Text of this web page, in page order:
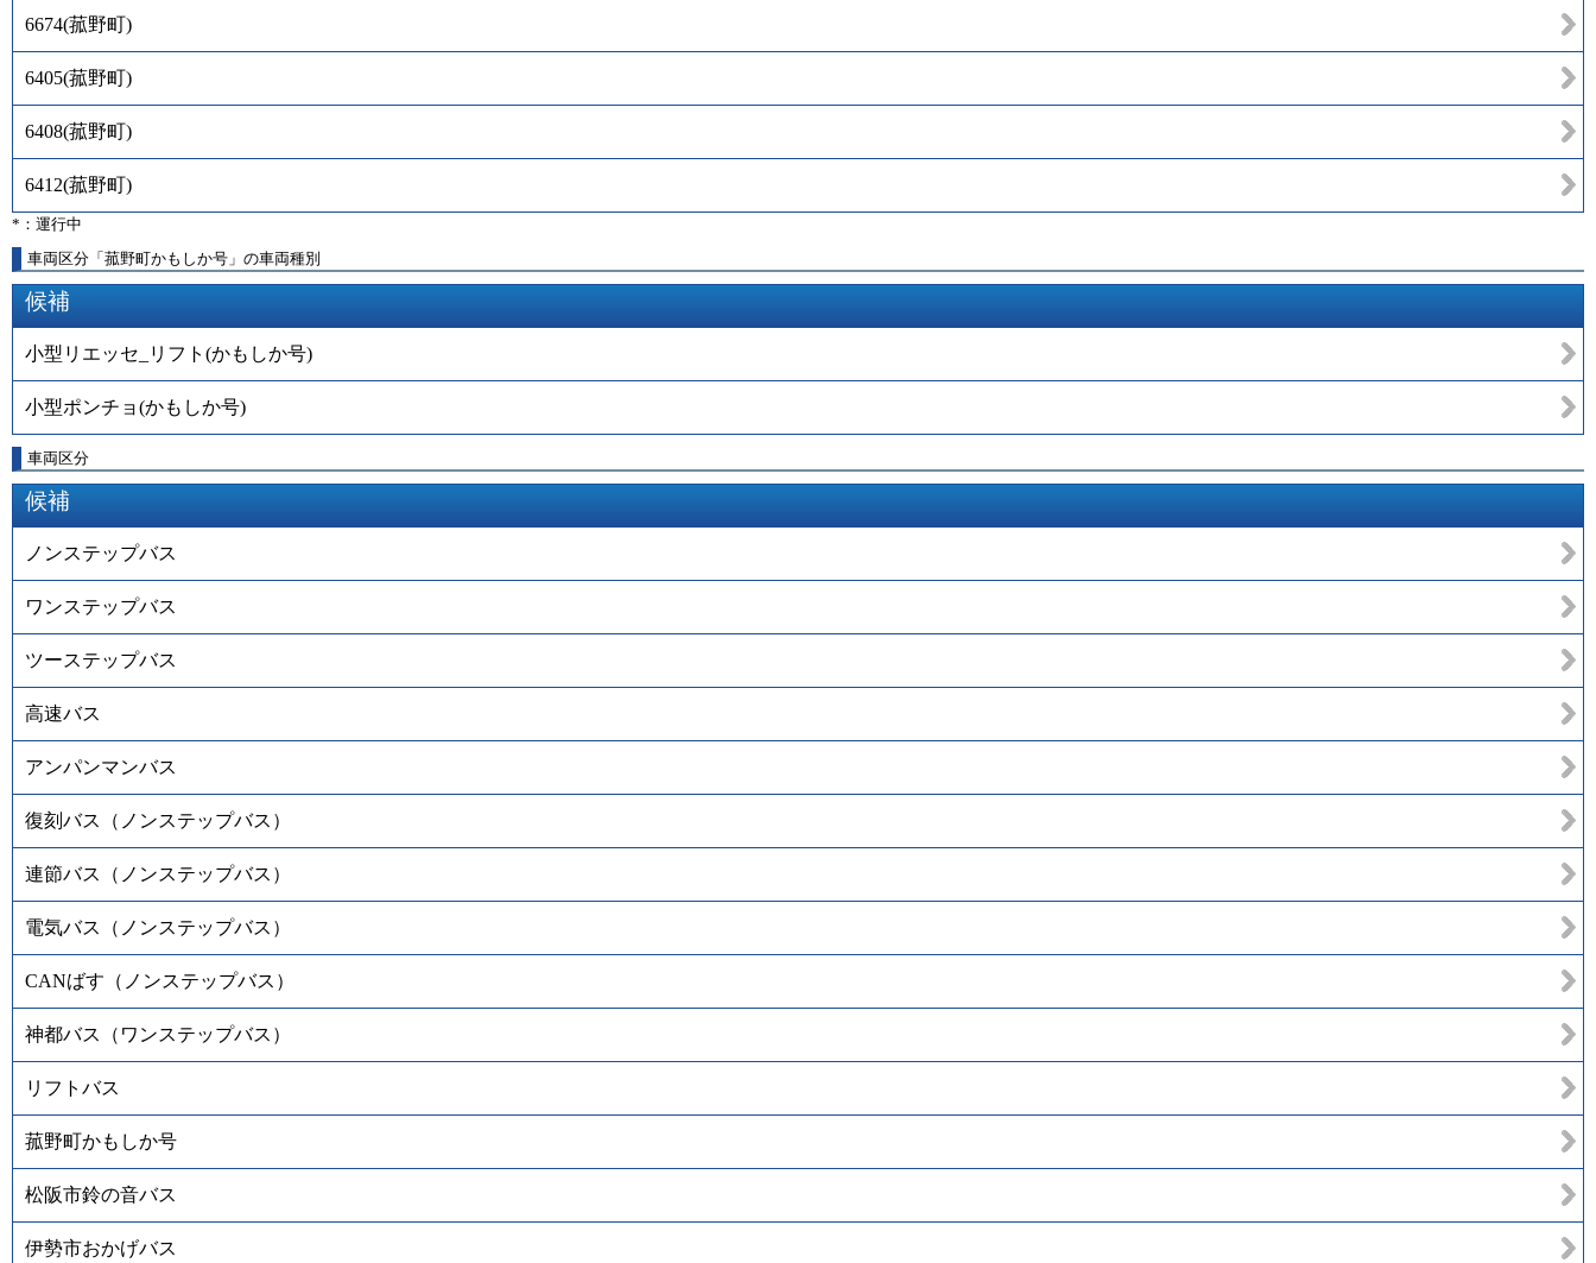
6674(菰野町)
6405(菰野町)
6408(菰野町)
6412(菰野町)
*：運行中
車両区分「菰野町かもしか号」の車両種別
候補
小型リエッセ_リフト(かもしか号)
小型ポンチョ(かもしか号)
車両区分
候補
ノンステップバス
ワンステップバス
ツーステップバス
高速バス
アンパンマンバス
復刻バス（ノンステップバス）
連節バス（ノンステップバス）
電気バス（ノンステップバス）
CANばす（ノンステップバス）
神都バス（ワンステップバス）
リフトバス
菰野町かもしか号
松阪市鈴の音バス
伊勢市おかげバス